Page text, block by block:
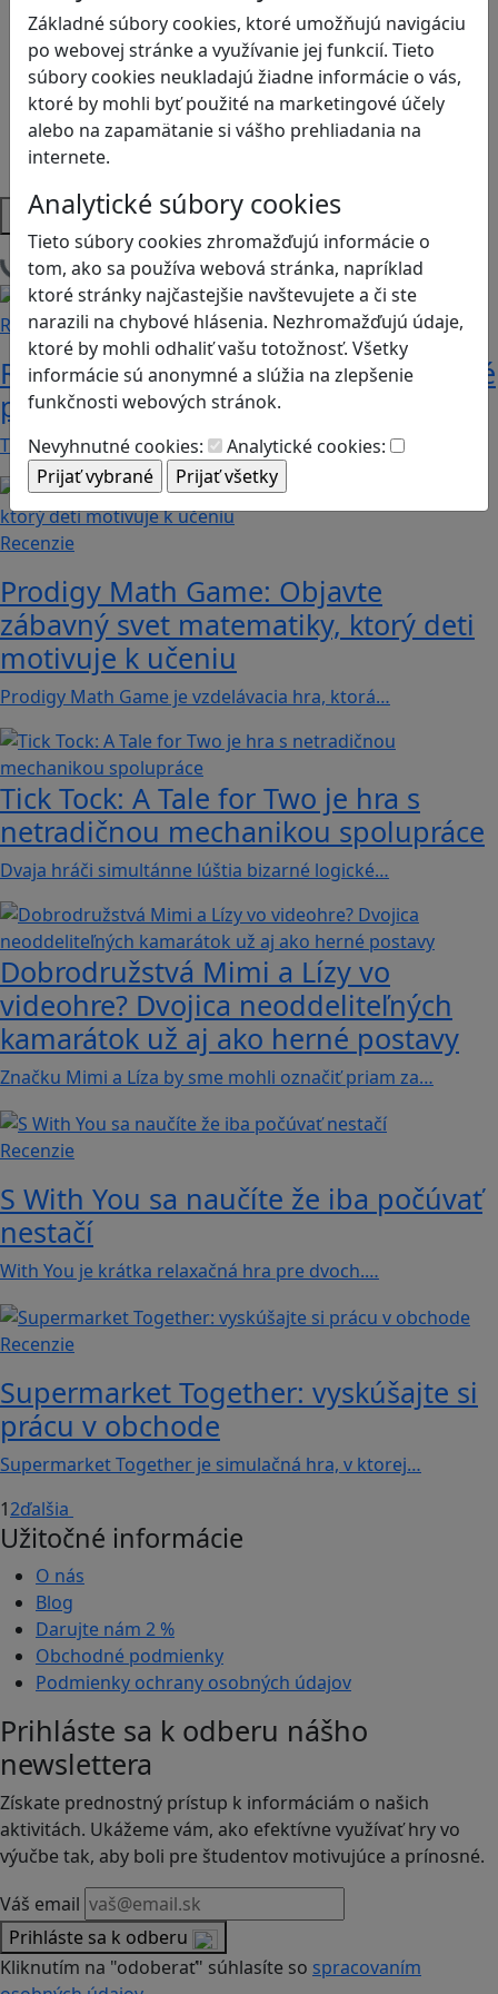
Základné súbory cookies, ktoré umožňujú navigáciu
po webovej stránke a využívanie jej funkcií. Tieto
súbory cookies neukladajú žiadne informácie o vás,
ktoré by mohli byť použité na marketingové účely
alebo na zapamätanie si vášho prehliadania na
internete.
Analytické súbory cookies
Tieto súbory cookies zhromažďujú informácie o
tom, ako sa používa webová stránka, napríklad
ktoré stránky najčastejšie navštevujete a či ste
narazili na chybové hlásenia. Nezhromažďujú údaje,
ktoré by mohli odhaliť vašu totožnosť. Všetky
informácie sú anonymné a slúžia na zlepšenie
funkčnosti webových stránok.
Nevyhnutné cookies:
Analytické cookies:
Logické myslenie
Ľudské práva a tolerancia
Motorika a koncentrácia
Programovanie/Technika
Sociálne zručnosti a kooperácia
Strategické myslenie
Zdravie a pohyb
Platformy
Načítam blogy
Recenzie
Rébusy sú hlavolamy do vrecka, ktoré
potrápia aj logiku
Tieto kartičky poskytnú skvelú zábavu pre celú…
Recenzie
Prodigy Math Game: Objavte
zábavný svet matematiky, ktorý deti
motivuje k učeniu
Prodigy Math Game je vzdelávacia hra, ktorá…
Tick Tock: A Tale for Tw‪o je hra s
netradičnou mechanikou spolupráce
Dvaja hráči simultánne lúštia bizarné logické…
Dobrodružstvá Mimi a Lízy vo
videohre? Dvojica neoddeliteľných
kamarátok už aj ako herné postavy
Značku Mimi a Líza by sme mohli označiť priam za…
Recenzie
S With You sa naučíte že iba počúvať
nestačí
With You je krátka relaxačná hra pre dvoch.…
Recenzie
Supermarket Together: vyskúšajte si
prácu v obchode
Supermarket Together je simulačná hra, v ktorej…
12ďalšia
Užitočné informácie
O nás
Blog
Darujte nám 2 %
Obchodné podmienky
Podmienky ochrany osobných údajov
Prihláste sa k odberu nášho
newslettera
Získate prednostný prístup k informáciám o našich
aktivitách. Ukážeme vám, ako efektívne využívať hry vo
výučbe tak, aby boli pre študentov motivujúce a prínosné.
Váš email
Prihláste sa k odberu
Kliknutím na "odoberať" súhlasíte so spracovaním